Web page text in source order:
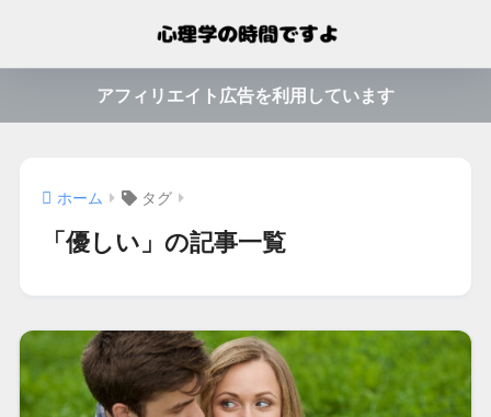
アフィリエイト広告を利用しています
ホーム タグ
「優しい」の記事一覧